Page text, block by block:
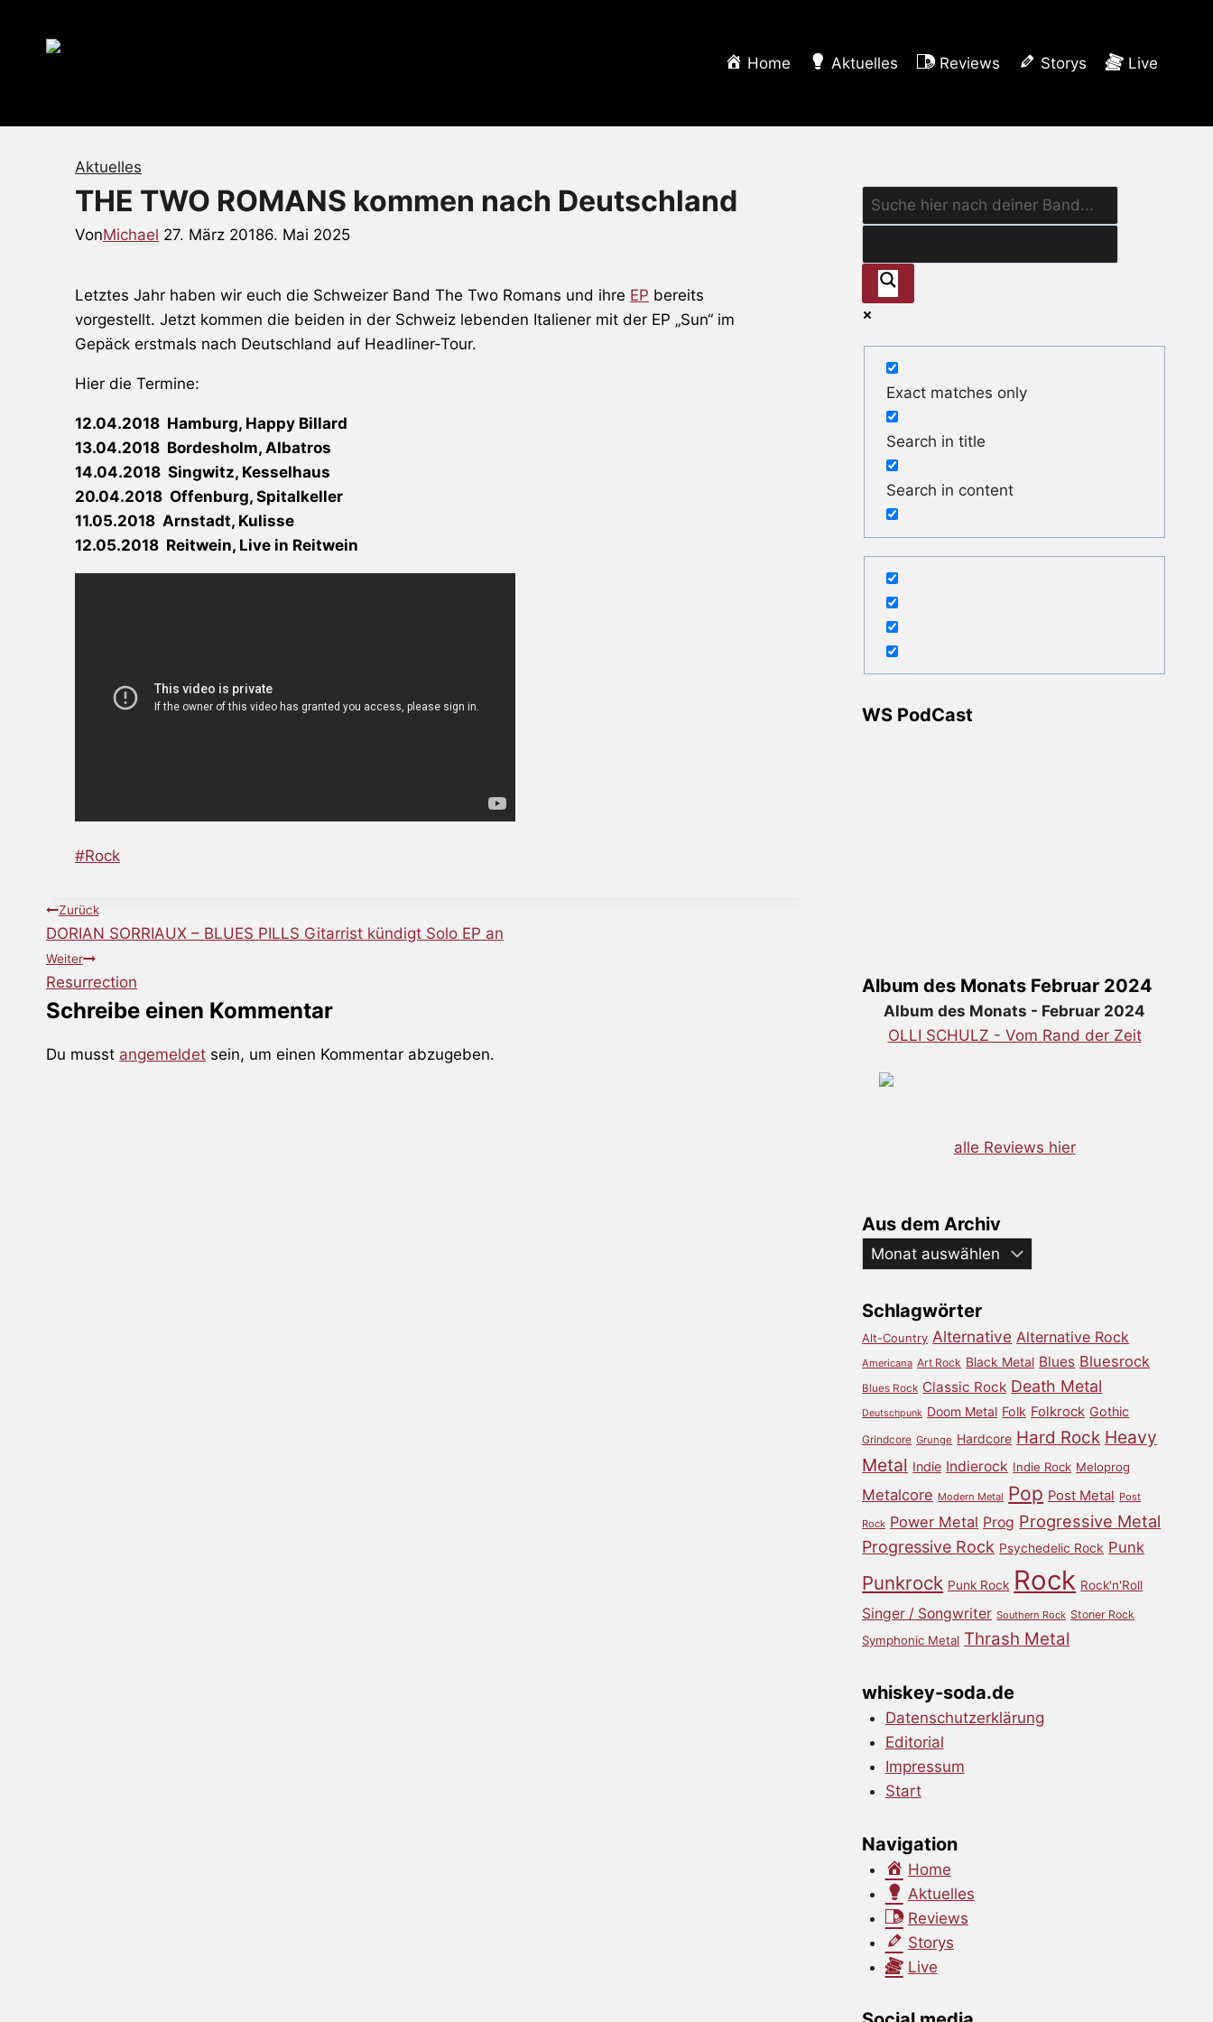
Home Aktuelles Reviews Storys Live
Aktuelles
THE TWO ROMANS kommen nach Deutschland
VonMichael 27. März 20186. Mai 2025
Letztes Jahr haben wir euch die Schweizer Band The Two Romans und ihre EP bereits
vorgestellt. Jetzt kommen die beiden in der Schweiz lebenden Italiener mit der EP „Sun“ im
Gepäck erstmals nach Deutschland auf Headliner-Tour.
Hier die Termine:
12.04.2018 Hamburg, Happy Billard
13.04.2018 Bordesholm, Albatros
14.04.2018 Singwitz, Kesselhaus
20.04.2018 Offenburg, Spitalkeller
11.05.2018 Arnstadt, Kulisse
12.05.2018 Reitwein, Live in Reitwein
Schlagworte:
#Rock
Beitragsnavigation
Zurück
DORIAN SORRIAUX – BLUES PILLS Gitarrist kündigt Solo EP an
Weiter
Resurrection
Schreibe einen Kommentar
Du musst angemeldet sein, um einen Kommentar abzugeben.
Exact matches only
Search in title
Search in content
WS PodCast
Album des Monats Februar 2024
Album des Monats - Februar 2024
OLLI SCHULZ - Vom Rand der Zeit
alle Reviews hier
Aus dem Archiv
Aus
dem
Schlagwörter
Alt-Country Alternative Alternative Rock
Americana Art Rock Black Metal Blues Bluesrock
Blues Rock Classic Rock Death Metal
Deutschpunk Doom Metal Folk Folkrock Gothic
Grindcore Grunge Hardcore Hard Rock Heavy
Metal Indie Indierock Indie Rock Meloprog
Metalcore Modern Metal Pop Post Metal Post
Rock Power Metal Prog Progressive Metal
Progressive Rock Psychedelic Rock Punk
Punkrock Punk Rock Rock Rock'n'Roll
Singer / Songwriter Southern Rock Stoner Rock
Symphonic Metal Thrash Metal
whiskey-soda.de
Datenschutzerklärung
Editorial
Impressum
Start
Navigation
Home
Aktuelles
Reviews
Storys
Live